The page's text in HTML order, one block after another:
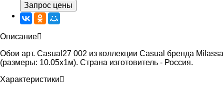
Запрос цены
Описание
Обои арт. Casual27 002 из коллекции Casual бренда Milassa
(размеры: 10.05х1м). Страна изготовитель - Россия.
Характеристики